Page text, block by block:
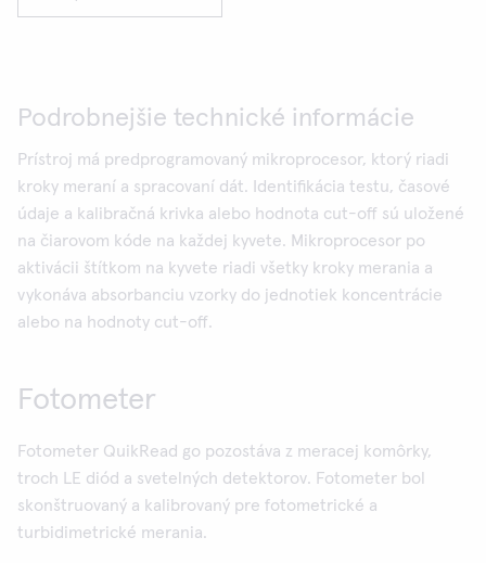
Podrobnejšie technické informácie
Prístroj má predprogramovaný mikroprocesor, ktorý riadi
kroky meraní a spracovaní dát. Identifikácia testu, časové
údaje a kalibračná krivka alebo hodnota cut-off sú uložené
na čiarovom kóde na každej kyvete. Mikroprocesor po
aktivácii štítkom na kyvete riadi všetky kroky merania a
vykonáva absorbanciu vzorky do jednotiek koncentrácie
alebo na hodnoty cut-off.
Fotometer
Fotometer QuikRead go pozostáva z meracej komôrky,
troch LE diód a svetelných detektorov. Fotometer bol
skonštruovaný a kalibrovaný pre fotometrické a
turbidimetrické merania.